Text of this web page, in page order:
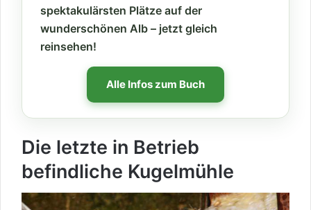
spektakulärsten Plätze auf der
wunderschönen Alb – jetzt gleich
reinsehen!
Alle Infos zum Buch
Die letzte in Betrieb
befindliche Kugelmühle